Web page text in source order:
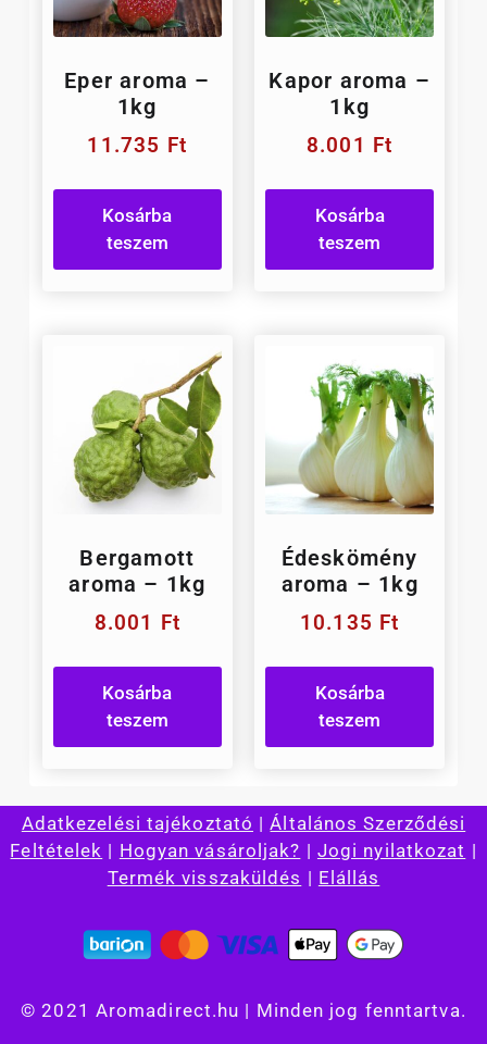
Eper aroma –
1kg
11.735 Ft
Kosárba
teszem
Kapor aroma –
1kg
8.001 Ft
Kosárba
teszem
Bergamott
aroma – 1kg
8.001 Ft
Kosárba
teszem
Édeskömény
aroma – 1kg
10.135 Ft
Kosárba
teszem
Adatkezelési tajékoztató |Általános Szerződési
Feltételek | Hogyan vásároljak? | Jogi nyilatkozat |
Termék visszaküldés | Elállás
© 2021 Aromadirect.hu | Minden jog fenntartva.